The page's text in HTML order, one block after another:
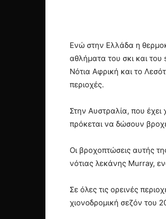
Ενώ στην Ελλάδα η
αθλήματα του σκι και
Νότια Αφρική και το
περιοχές.
Στην Αυστραλία, που έχει
πρόκεται να δώσουν
Οι βροχοπτώσεις αυτής
νότιας λεκάνης Murray,
Σε όλες τις ορεινές
χιονοδρομική σεζόν του